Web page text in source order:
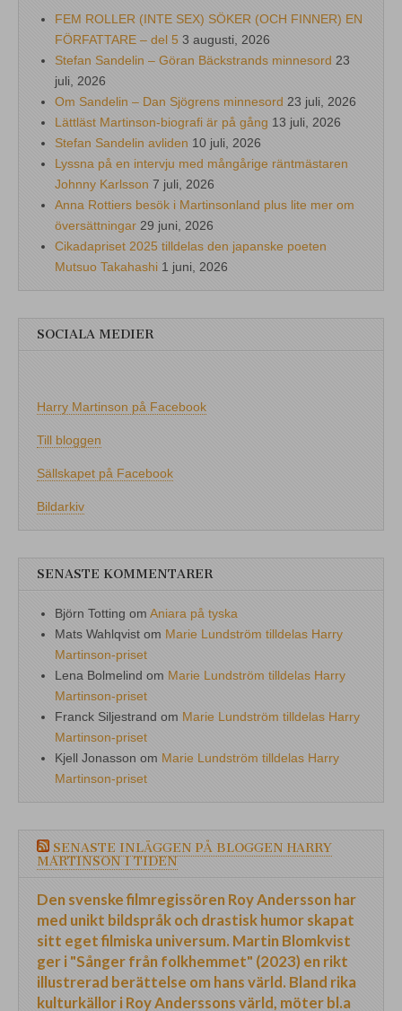
FEM ROLLER (INTE SEX) SÖKER (OCH FINNER) EN
FÖRFATTARE – del 5 3 augusti, 2026
Stefan Sandelin – Göran Bäckstrands minnesord 23
juli, 2026
Om Sandelin – Dan Sjögrens minnesord 23 juli, 2026
Lättläst Martinson-biografi är på gång 13 juli, 2026
Stefan Sandelin avliden 10 juli, 2026
Lyssna på en intervju med mångårige räntmästaren
Johnny Karlsson 7 juli, 2026
Anna Rottiers besök i Martinsonland plus lite mer om
översättningar 29 juni, 2026
Cikadapriset 2025 tilldelas den japanske poeten
Mutsuo Takahashi 1 juni, 2026
SOCIALA MEDIER
Harry Martinson på Facebook
Till bloggen
Sällskapet på Facebook
Bildarkiv
SENASTE KOMMENTARER
Björn Totting om Aniara på tyska
Mats Wahlqvist om Marie Lundström tilldelas Harry
Martinson-priset
Lena Bolmelind om Marie Lundström tilldelas Harry
Martinson-priset
Franck Siljestrand om Marie Lundström tilldelas Harry
Martinson-priset
Kjell Jonasson om Marie Lundström tilldelas Harry
Martinson-priset
SENASTE INLÄGGEN PÅ BLOGGEN HARRY
MARTINSON I TIDEN
Den svenske filmregissören Roy Andersson har
med unikt bildspråk och drastisk humor skapat
sitt eget filmiska universum. Martin Blomkvist
ger i "Sånger från folkhemmet" (2023) en rikt
illustrerad berättelse om hans värld. Bland rika
kulturkällor i Roy Anderssons värld, möter bl.a